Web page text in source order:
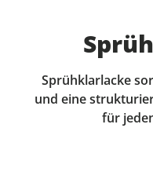
Sprühklarlacke
und eine
für